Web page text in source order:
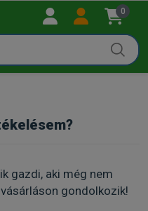
0
gazdi, aki még nem
gondolkozik!